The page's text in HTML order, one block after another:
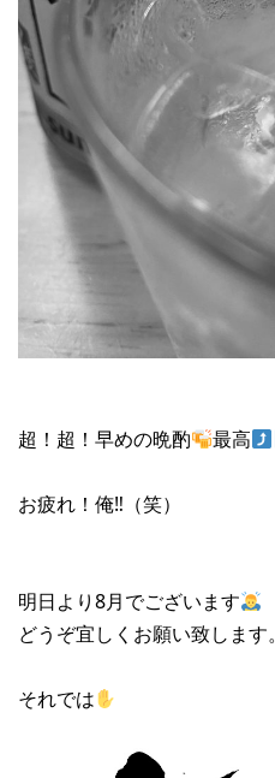
超！超！早めの晩酌 最高
お疲れ！俺‼︎（笑）
明日より8月でございます
どうぞ宜しくお願い致します。
それでは